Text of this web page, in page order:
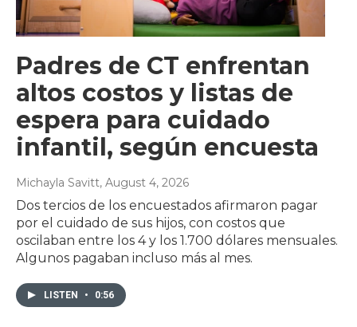
Padres de CT enfrentan
altos costos y listas de
espera para cuidado
infantil, según encuesta
Michayla Savitt, August 4, 2026
Dos tercios de los encuestados afirmaron pagar
por el cuidado de sus hijos, con costos que
oscilaban entre los 4 y los 1.700 dólares mensuales.
Algunos pagaban incluso más al mes.
LISTEN • 0:56